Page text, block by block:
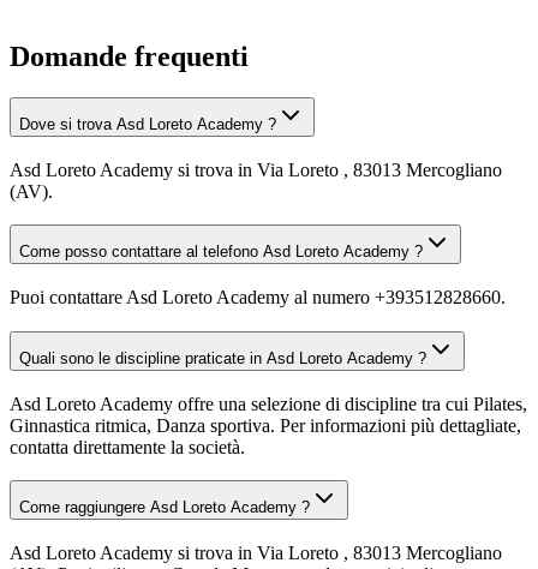
Domande frequenti
Dove si trova Asd Loreto Academy ?
Asd Loreto Academy si trova in Via Loreto , 83013 Mercogliano
(AV).
Come posso contattare al telefono Asd Loreto Academy ?
Puoi contattare Asd Loreto Academy al numero +393512828660.
Quali sono le discipline praticate in Asd Loreto Academy ?
Asd Loreto Academy offre una selezione di discipline tra cui Pilates,
Ginnastica ritmica, Danza sportiva. Per informazioni più dettagliate,
contatta direttamente la società.
Come raggiungere Asd Loreto Academy ?
Asd Loreto Academy si trova in Via Loreto , 83013 Mercogliano